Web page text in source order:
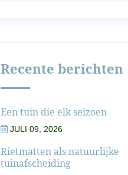
Recente berichten
Een tuin die elk seizoen
JULI 09, 2026
Rietmatten als natuurlijke
tuinafscheiding